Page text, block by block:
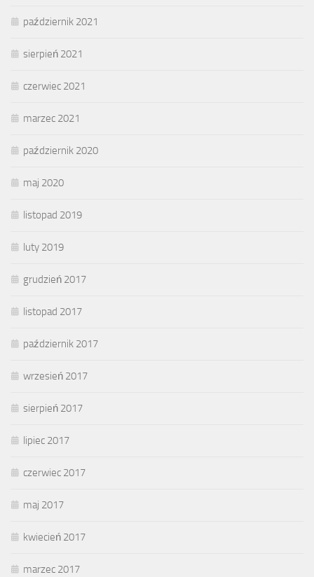
październik 2021
sierpień 2021
czerwiec 2021
marzec 2021
październik 2020
maj 2020
listopad 2019
luty 2019
grudzień 2017
listopad 2017
październik 2017
wrzesień 2017
sierpień 2017
lipiec 2017
czerwiec 2017
maj 2017
kwiecień 2017
marzec 2017